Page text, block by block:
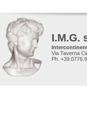
I.M.G.
Via Taverna
Ph.